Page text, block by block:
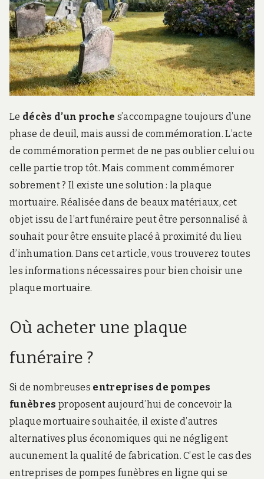
r
d
s
.
f
r
Le décès d’un proche s’accompagne toujours d’une
phase de deuil, mais aussi de commémoration. L’acte
de commémoration permet de ne pas oublier celui ou
celle partie trop tôt. Mais comment commémorer
sobrement ? Il existe une solution : la plaque
mortuaire. Réalisée dans de beaux matériaux, cet
objet issu de l’art funéraire peut être personnalisé à
souhait pour être ensuite placé à proximité du lieu
d’inhumation. Dans cet article, vous trouverez toutes
les informations nécessaires pour bien choisir une
plaque mortuaire.
Où acheter une plaque
funéraire ?
Si de nombreuses entreprises de pompes
funèbres proposent aujourd’hui de concevoir la
plaque mortuaire souhaitée, il existe d’autres
alternatives plus économiques qui ne négligent
aucunement la qualité de fabrication. C’est le cas des
entreprises de pompes funèbres en ligne qui se